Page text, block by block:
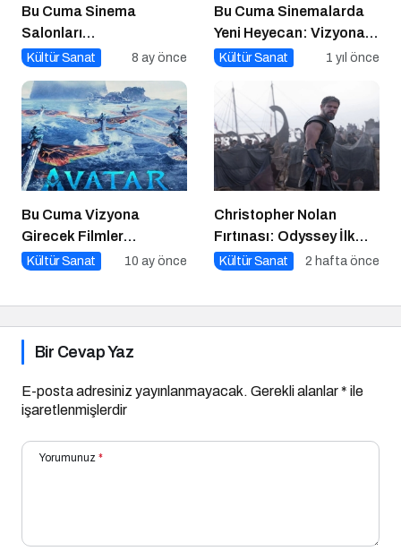
Bu Cuma Sinema
Salonları
Hareketleniyor: 26 Aralık
Açıklandı
Kültür Sanat 8 ay önce
Bu Cuma Sinemalarda
Yeni Heyecan: Vizyona
Girecek Filmler Belli
Kültür Sanat 1 yıl önce
Bu Cuma Vizyona
Girecek Filmler
Açıklandı
Kültür Sanat 10 ay önce
Christopher Nolan
Fırtınası: Odyssey İlk
Hafta Sonunda Gişeyi
Kültür Sanat 2 hafta önce
Bir Cevap Yaz
E-posta adresiniz yayınlanmayacak. Gerekli alanlar* ile
işaretlenmişlerdir
Yorumunuz *